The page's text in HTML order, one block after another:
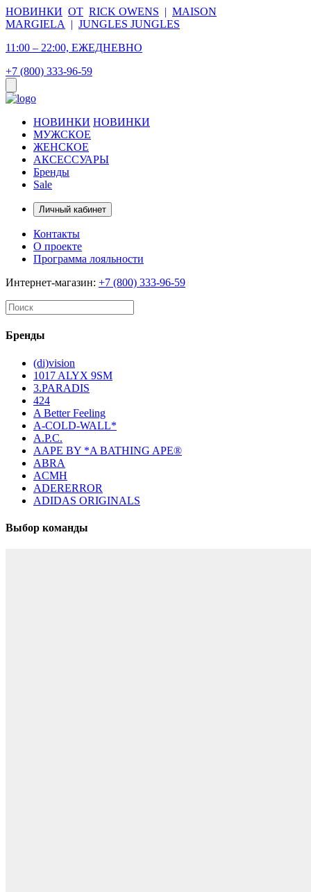
НОВИНКИ ОТ RICK OWENS | MAISON
MARGIELA
| JUNGLES JUNGLES
11:00 – 22:00, ЕЖЕДНЕВНО
+7 (800) 333-96-59
НОВИНКИ НОВИНКИ
МУЖСКОЕ
ЖЕНСКОЕ
АКСЕССУАРЫ
Бренды
Sale
Личный кабинет
Контакты
О проекте
Программа лояльности
Интернет-магазин: +7 (800) 333-96-59
Бренды
(di)vision
1017 ALYX 9SM
3.PARADIS
424
A Better Feeling
A-COLD-WALL*
A.P.C.
AAPE BY *A BATHING APE®
ABRA
ACMH
ADERERROR
ADIDAS ORIGINALS
Выбор команды